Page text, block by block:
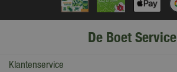
De Boet Service
Klantenservice